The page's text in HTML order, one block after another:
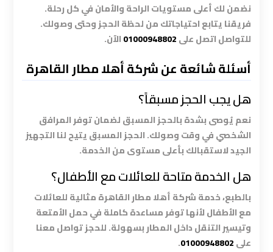
نضمن لك أعلى مستويات الراحة والأمان في كل رحلة.
فريقنا يتابع احتياجاتك من لحظة الحجز وحتى وصولك.
للتواصل اتصل على01000948802الآن.
أسئلة شائعة عن شركة أهلا مطار القاهرة
هل يجب الحجز مسبقاً؟
نعم يُوصى بشدة بالحجز المسبق لضمان توفر المرافق
الشخصي في وقت وصولك. الحجز المسبق يتيح لنا التجهيز
الجيد لاستقبالك بأعلى مستوى من الخدمة.
هل الخدمة متاحة للعائلات مع الأطفال؟
بالطبع، خدمة شركة أهلا مطار القاهرة مثالية للعائلات
مع الأطفال لأنها توفر مساعدة كاملة في حمل الأمتعة
وتيسير التنقل داخل المطار بسهولة. للحجز تواصل معنا
على01000948802
.
ليموزين
توصيل
المطار
ليموزين
مطار
اكتوبر
ليموزين
القاهرة
أسعار
ليموزين
مطار